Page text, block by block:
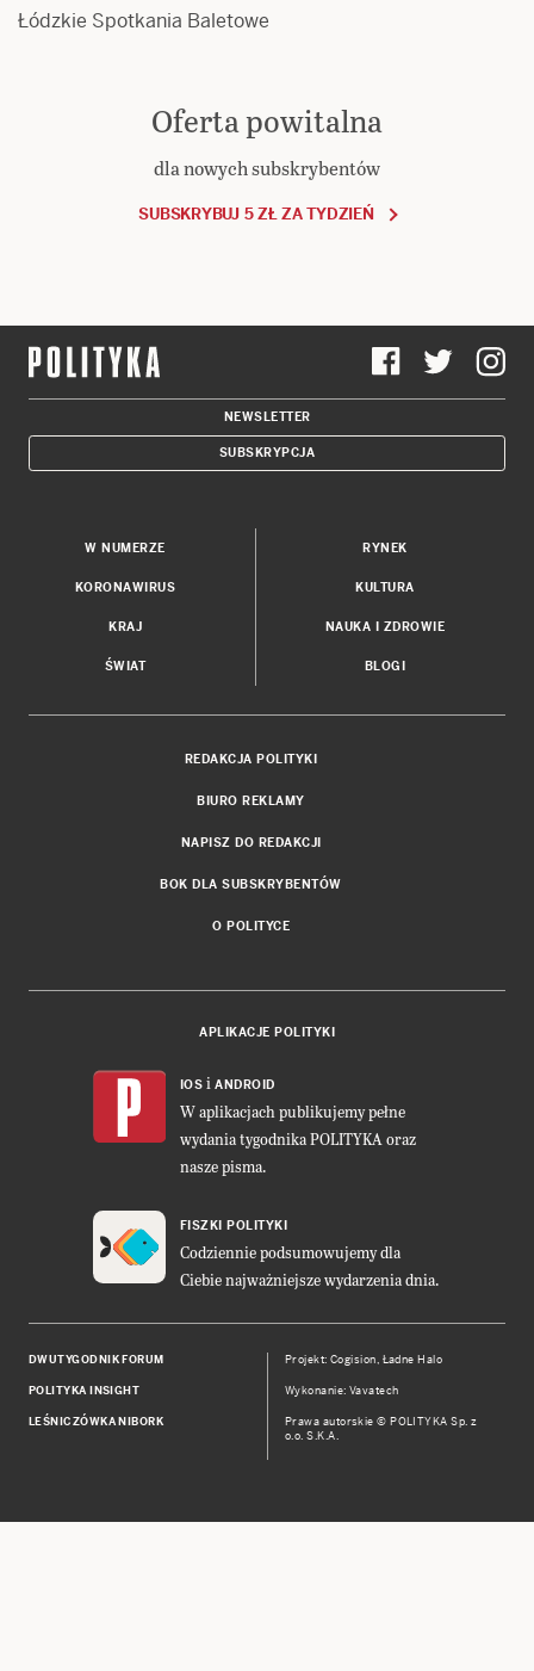
Łódzkie Spotkania Baletowe
Oferta powitalna
dla nowych subskrybentów
SUBSKRYBUJ 5 ZŁ ZA TYDZIEŃ
NEWSLETTER
SUBSKRYPCJA
W NUMERZE
KORONAWIRUS
KRAJ
ŚWIAT
RYNEK
KULTURA
NAUKA I ZDROWIE
BLOGI
REDAKCJA POLITYKI
BIURO REKLAMY
NAPISZ DO REDAKCJI
BOK DLA SUBSKRYBENTÓW
O POLITYCE
APLIKACJE POLITYKI
IOS i ANDROID
W aplikacjach publikujemy pełne
wydania tygodnika POLITYKA oraz
nasze pisma.
FISZKI POLITYKI
Codziennie podsumowujemy dla
Ciebie najważniejsze wydarzenia dnia.
DWUTYGODNIK FORUM
POLITYKA INSIGHT
LEŚNICZÓWKA NIBORK
Projekt:Cogision, Ładne Halo
Wykonanie: Vavatech
Prawa autorskie © POLITYKA Sp. z
o.o. S.K.A.